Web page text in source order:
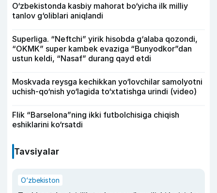
O‘zbekistonda kasbiy mahorat bo‘yicha ilk milliy
tanlov g‘oliblari aniqlandi
Superliga. “Neftchi” yirik hisobda g‘alaba qozondi,
“OKMK” super kambek evaziga “Bunyodkor”dan
ustun keldi, “Nasaf” durang qayd etdi
Moskvada reysga kechikkan yo‘lovchilar samolyotni
uchish-qo‘nish yo‘lagida to‘xtatishga urindi (video)
Flik “Barselona”ning ikki futbolchisiga chiqish
eshiklarini ko‘rsatdi
Tavsiyalar
O‘zbekiston